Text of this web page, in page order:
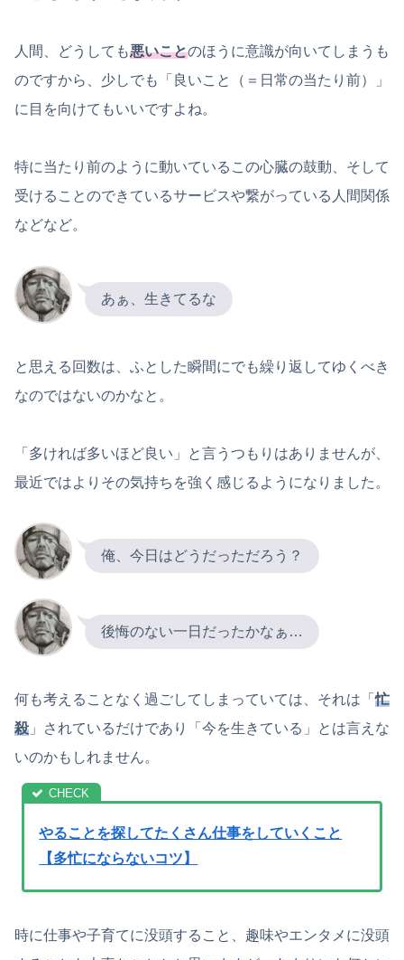
人間、どうしても悪いことのほうに意識が向いてしまうも
のですから、少しでも「良いこと（＝日常の当たり前）」
に目を向けてもいいですよね。
特に当たり前のように動いているこの心臓の鼓動、そして
受けることのできているサービスや繋がっている人間関係
などなど。
あぁ、生きてるな
と思える回数は、ふとした瞬間にでも繰り返してゆくべき
なのではないのかなと。
「多ければ多いほど良い」と言うつもりはありませんが、
最近ではよりその気持ちを強く感じるようになりました。
俺、今日はどうだっただろう？
後悔のない一日だったかなぁ…
何も考えることなく過ごしてしまっていては、それは「忙
殺 」されているだけであり「今を生きている」とは言えな
いのかもしれません。
やることを探してたくさん仕事をしていくこと
【多忙にならないコツ】
時に仕事や子育てに没頭すること、趣味やエンタメに没頭